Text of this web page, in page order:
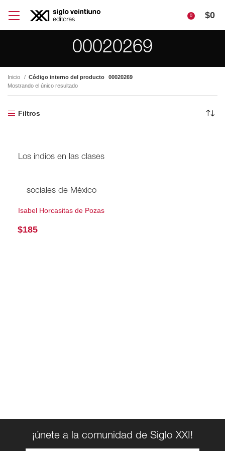
0 $0
00020269
Inicio Código interno del producto
00020269
Mostrando el único resultado
Filtros
Los indios en las clases
sociales de México
Isabel Horcasitas de Pozas
$185
¡únete a la comunidad de Siglo XXI!